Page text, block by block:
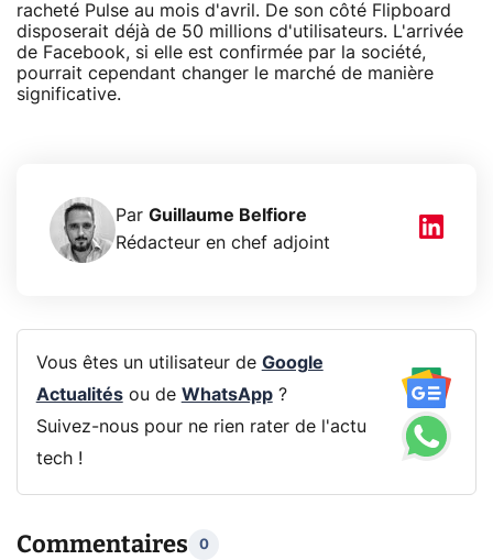
racheté Pulse au mois d'avril. De son côté Flipboard
disposerait déjà de 50 millions d'utilisateurs. L'arrivée
de Facebook, si elle est confirmée par la société,
pourrait cependant changer le marché de manière
significative.
Par Guillaume Belfiore
Rédacteur en chef adjoint
Vous êtes un utilisateur de Google
Actualitésou de WhatsApp?
Suivez-nous pour ne rien rater de l'actu
tech !
Commentaires 0